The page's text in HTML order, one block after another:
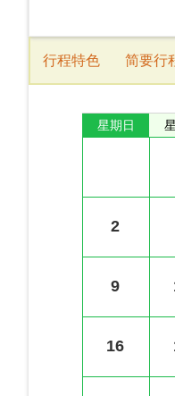
行程特色 简要行
星期日
2
9
16